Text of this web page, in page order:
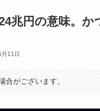
兆円の意味。か
11日
合がございます。